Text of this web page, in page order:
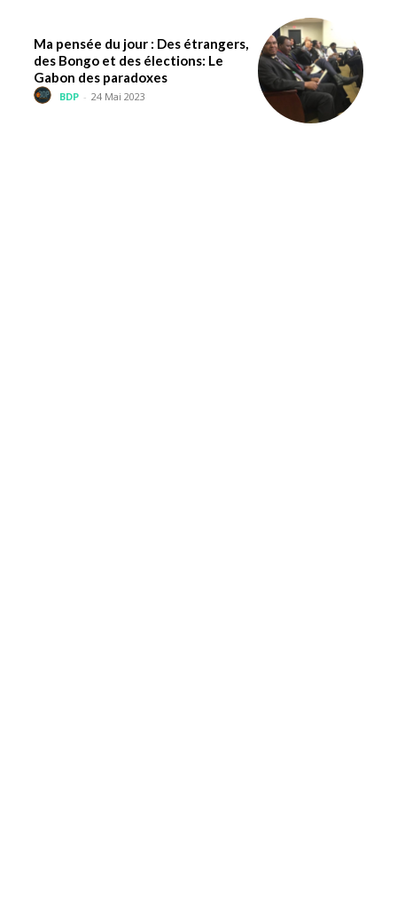
Ma pensée du jour : Des étrangers,
des Bongo et des élections: Le
Gabon des paradoxes
BDP - 24 Mai 2023